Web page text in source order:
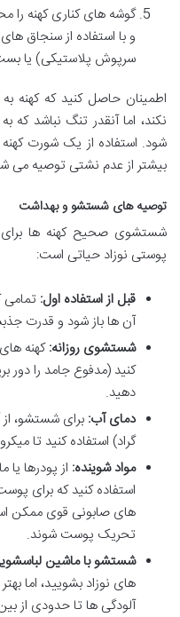
گوشه های کناری کهنه را
و با استفاده از سنجاق
سرپوش پلاستیکی) یا
اطمینان حاصل کنید که کهنه
نکند، اما آنقدر تنگ نباشد که
شود. استفاده از یک شورت
بیشتر از عدم نشتی توصیه می
توصیه های شستشو و بهداشت
شستشوی صحیح کهنه ها
پوستی نوزاد حیاتی است:
قبل از استفاده اول: تمامی
آن ها باز شود و قدرت
شستشوی روزانه:کهنه
کنید (مدفوع جامد را
دهید.
دمای آب:
گراد) استفاده کنید تا
مواد شوینده: از پودرها
استفاده کنید که برای
های صابونی قوی ممکن
تحریک پوست شوند.
شستشو با ماشین
های نوزاد بشویید، اما
آلودگی ها تا حدودی از